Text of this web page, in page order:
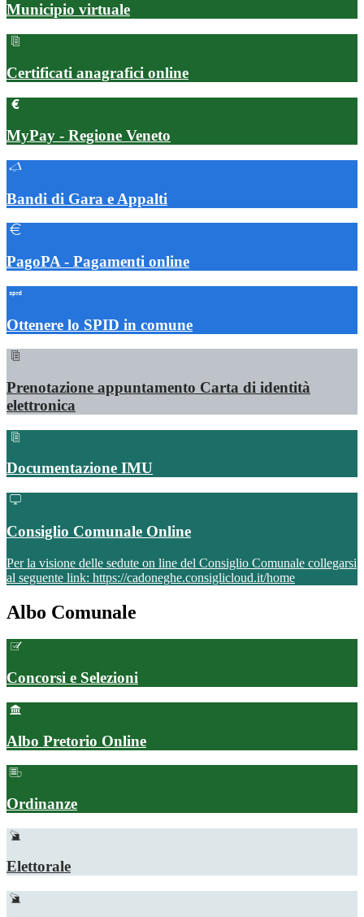
Municipio virtuale
Certificati anagrafici online
MyPay - Regione Veneto
Bandi di Gara e Appalti
PagoPA - Pagamenti online
Ottenere lo SPID in comune
Prenotazione appuntamento Carta di identità
elettronica
Documentazione IMU
Consiglio Comunale Online
Per la visione delle sedute on line del Consiglio Comunale collegarsi
al seguente link: https://cadoneghe.consiglicloud.it/home
Albo Comunale
Concorsi e Selezioni
Albo Pretorio Online
Ordinanze
Elettorale